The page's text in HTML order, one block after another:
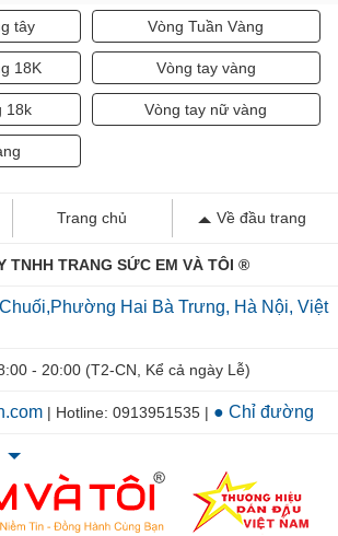
tây Vòng Tuần Vàng
18K Vòng tay vàng
18k Vòng tay nữ vàng
Trang chủ Về đầu trang
TNHH TRANG SỨC EM VÀ TÔI ®
Hai Bà Trưng, Hà Nội, Việt
- 20:00 (T2-CN, Kể cả ngày Lễ)
| Hotline: 0913951535 | ● Chỉ đường